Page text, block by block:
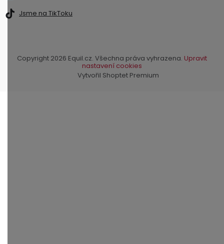
Jsme na TikToku
Vytvořil Shoptet Premium
Copyright 2026 Equil.cz. Všechna práva vyhrazena. Upravit
nastavení cookies